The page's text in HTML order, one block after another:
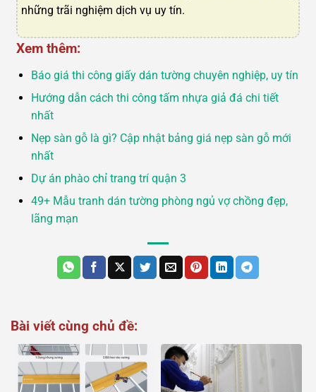
những trãi nghiệm dịch vụ uy tín.
Xem thêm:
Báo giá thi công giấy dán tường chuyên nghiệp, uy tín
Hướng dẫn cách thi công tấm nhựa giả đá chi tiết
nhất
Nẹp sàn gỗ là gì? Cập nhật bảng giá nẹp sàn gỗ mới
nhất
Dự án phào chỉ trang trí quận 3
49+ Mẫu tranh dán tường phòng ngủ vợ chồng đẹp,
lãng mạn
Bài viết cùng chủ đề: